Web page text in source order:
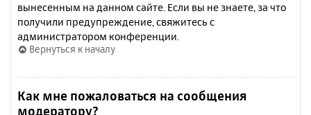
вынесенным на данном сайте. Если вы не знаете, за что
получили предупреждение, свяжитесь с
администратором конференции.
Вернуться к началу
Как мне пожаловаться на сообщения
модератору?